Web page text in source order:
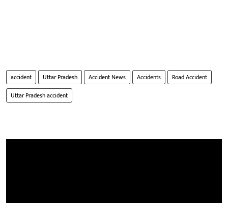
accident Uttar Pradesh Accident News Accidents
Road Accident
Uttar Pradesh accident